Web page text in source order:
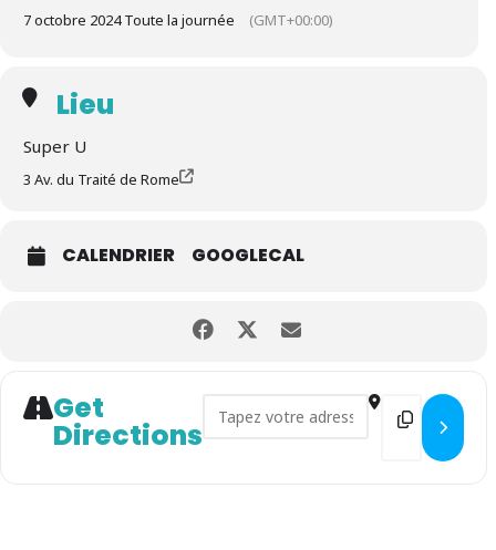
7 octobre 2024 Toute la journée (GMT+00:00)
Lieu
Super U
3 Av. du Traité de Rome
CALENDRIER GOOGLECAL
Get
Directions
Address - Bus numérique []